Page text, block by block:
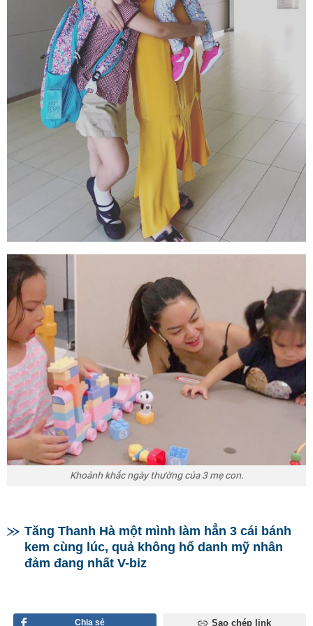
Khoảnh khắc ngày thường của 3 mẹ con.
Tăng Thanh Hà một mình làm hẳn 3 cái bánh
kem cùng lúc, quả không hổ danh mỹ nhân
đảm đang nhất V-biz
Chia sẻ Sao chép link